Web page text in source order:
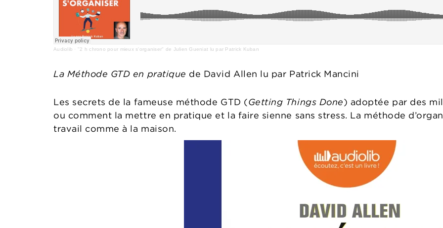
Audiolib · "2 h chrono pour mieux s'organiser" de Julien Gueniat lu par Patrick Kuban
La Méthode GTD en pratique de David Allen lu par Patrick Mancini
Les secrets de la fameuse méthode GTD (Getting Things Done) adoptée par des
ou comment la mettre en pratique et la faire sienne sans stress. La méthode
travail comme à la maison.